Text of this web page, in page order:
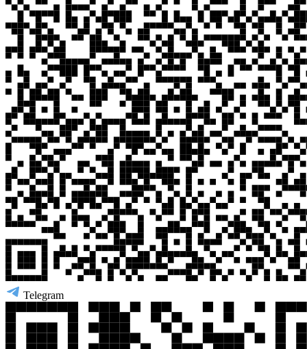
Telegram